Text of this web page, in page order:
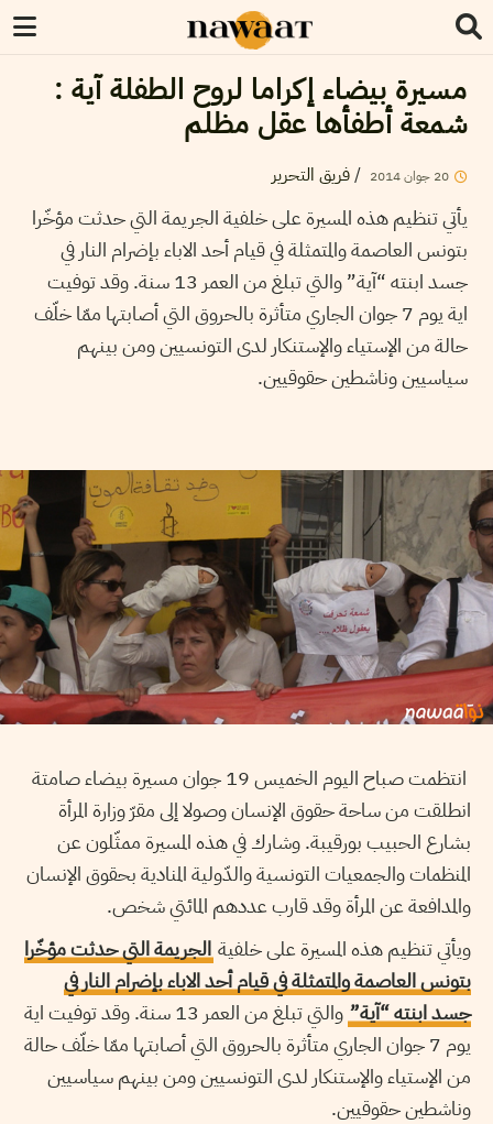
مسيرة بيضاء إكراما لروح الطفلة آية :
شمعة أطفأها عقل مظلم
20 جوان2014
/فريق التحرير
يأتي تنظيم هذه المسيرة على خلفية الجريمة التي حدثت مؤخّرا
بتونس العاصمة والمتمثلة في قيام أحد الاباء بإضرام النار في
جسد ابنته “آية” والتي تبلغ من العمر 13 سنة. وقد توفيت
اية يوم 7 جوان الجاري متأثرة بالحروق التي أصابتها ممّا خلّف
حالة من الإستياء والإستنكار لدى التونسيين ومن بينهم
سياسيين وناشطين حقوقيين.
انتظمت صباح اليوم الخميس 19 جوان مسيرة بيضاء صامتة
انطلقت من ساحة حقوق الإنسان وصولا إلى مقرّ وزارة المرأة
بشارع الحبيب بورقيبة. وشارك في هذه المسيرة ممثّلون عن
المنظمات والجمعيات التونسية والدّولية المنادية بحقوق الإنسان
والمدافعة عن المرأة وقد قارب عددهم المائتي شخص.
ويأتي تنظيم هذه المسيرة على خلفية الجريمة التي حدثت مؤخّرا
بتونس العاصمة والمتمثلة في قيام أحد الاباء بإضرام النار في
جسد ابنته “آية”
والتي تبلغ من العمر 13 سنة. وقد توفيت اية
يوم 7 جوان الجاري متأثرة بالحروق التي أصابتها ممّا خلّف حالة
من الإستياء والإستنكار لدى التونسيين ومن بينهم سياسيين
وناشطين حقوقيين.